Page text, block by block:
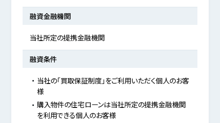
融資金融機関
当社所定の提携金融機関
融資条件
当社の「買取保証制度」をご利用いただく個人のお客
様
購入物件の住宅ローンは当社所定の提携金融機関
を利用できる個人のお客様